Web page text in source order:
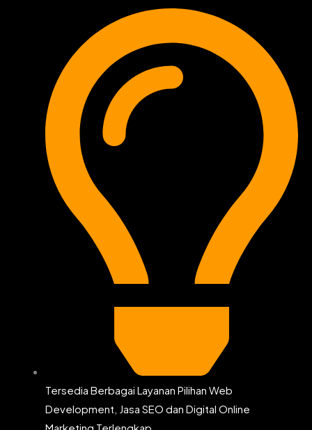
Tersedia Berbagai Layanan Pilihan Web
Development, Jasa SEO dan Digital Online